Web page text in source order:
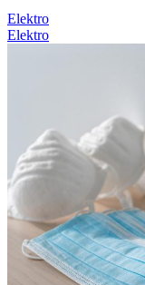
Elektro
Elektro